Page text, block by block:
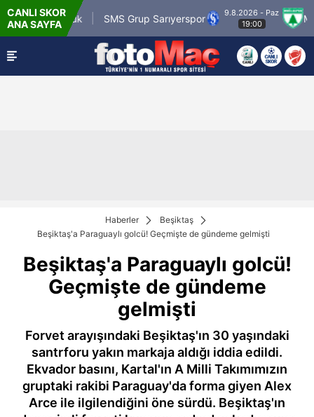
CANLI SKOR
ANA SAYFA
SMS Grup Sarıyerspor
9.8.2026 - Paz
19:00
Haberler
Beşiktaş
Beşiktaş'a Paraguaylı golcü! Geçmişte de gündeme gelmişti
Beşiktaş'a Paraguaylı golcü!
Geçmişte de gündeme
gelmişti
Forvet arayışındaki Beşiktaş'ın 30 yaşındaki
santrforu yakın markaja aldığı iddia edildi.
Ekvador basını, Kartal'ın A Milli Takımımızın
gruptaki rakibi Paraguay'da forma giyen Alex
Arce ile ilgilendiğini öne sürdü. Beşiktaş'ın